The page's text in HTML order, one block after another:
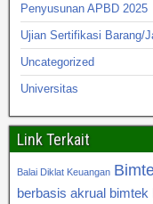
Penyusunan APBD 2025
Ujian Sertifikasi Barang/
Uncategorized
Universitas
Link Terkait
Balai Diklat Keuangan
berbasis akrual bimtek